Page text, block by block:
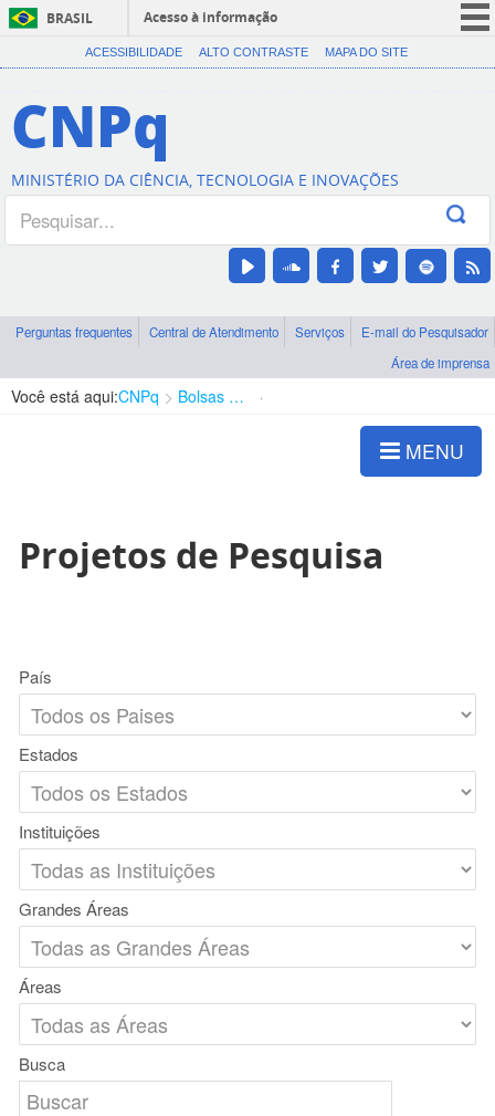
BRASIL
Acesso à informação
CORONAVÍRUS (COVID-19)
Canais
ACESSIBILIDADE ALTO CONTRASTE MAPA DO SITE
CNPq
MINISTÉRIO DA CIÊNCIA, TECNOLOGIA E INOVAÇÕES
Perguntas frequentes Central de Atendimento Serviços
E-mail do Pesquisador
Área de imprensa
Você está aqui:CNPq Bolsas e Auxílios Vigentes
MENU
Projetos de Pesquisa
País
Estados
Instituições
Grandes Áreas
Áreas
Busca